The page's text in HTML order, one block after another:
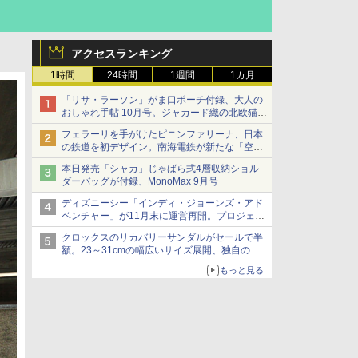
アクセスランキング
1時間 24時間 1週間 1カ月
「リサ・ラーソン」がま口ポーチ付録、大人の
おしゃれ手帖 10月号。ジャカード織の北欧猫デ
ザイン
フェラーリを手がけたピニンファリーナ、日本
の鉄道を初デザイン。南海電鉄が新たな「空港
特急」をなにわ筋線へ導入
本日発売「シャカ」じゃばら式4層収納ショル
ダーバッグが付録、MonoMax 9月号
ディズニーシー「インディ・ジョーンズ・アド
ベンチャー」が11月末に運営再開。プロジェク
ションマッピングを追加、DPAは1500円
クロックスのリカバリーサンダルがセールで半
額。23～31cmの幅広いサイズ展開、独自のク
もっと見る